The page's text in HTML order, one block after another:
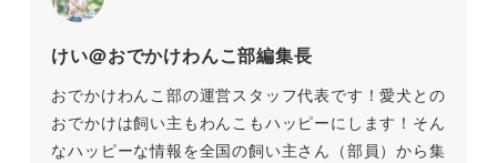
けい@おでかけわんこ部編集長
おでかけわんこ部の運営スタッフ代表です！愛犬との
おでかけは飼い主もわんこもハッピーにします！そん
なハッピーな情報を全国の飼い主さん（部員）から集